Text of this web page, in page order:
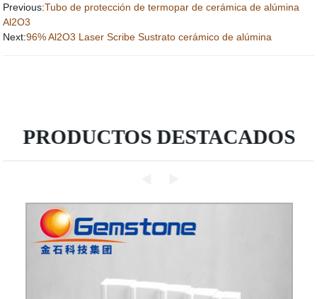
Previous:Tubo de protección de termopar de cerámica de alúmina
Al2O3
Next:96% Al2O3 Laser Scribe Sustrato cerámico de alúmina
PRODUCTOS DESTACADOS